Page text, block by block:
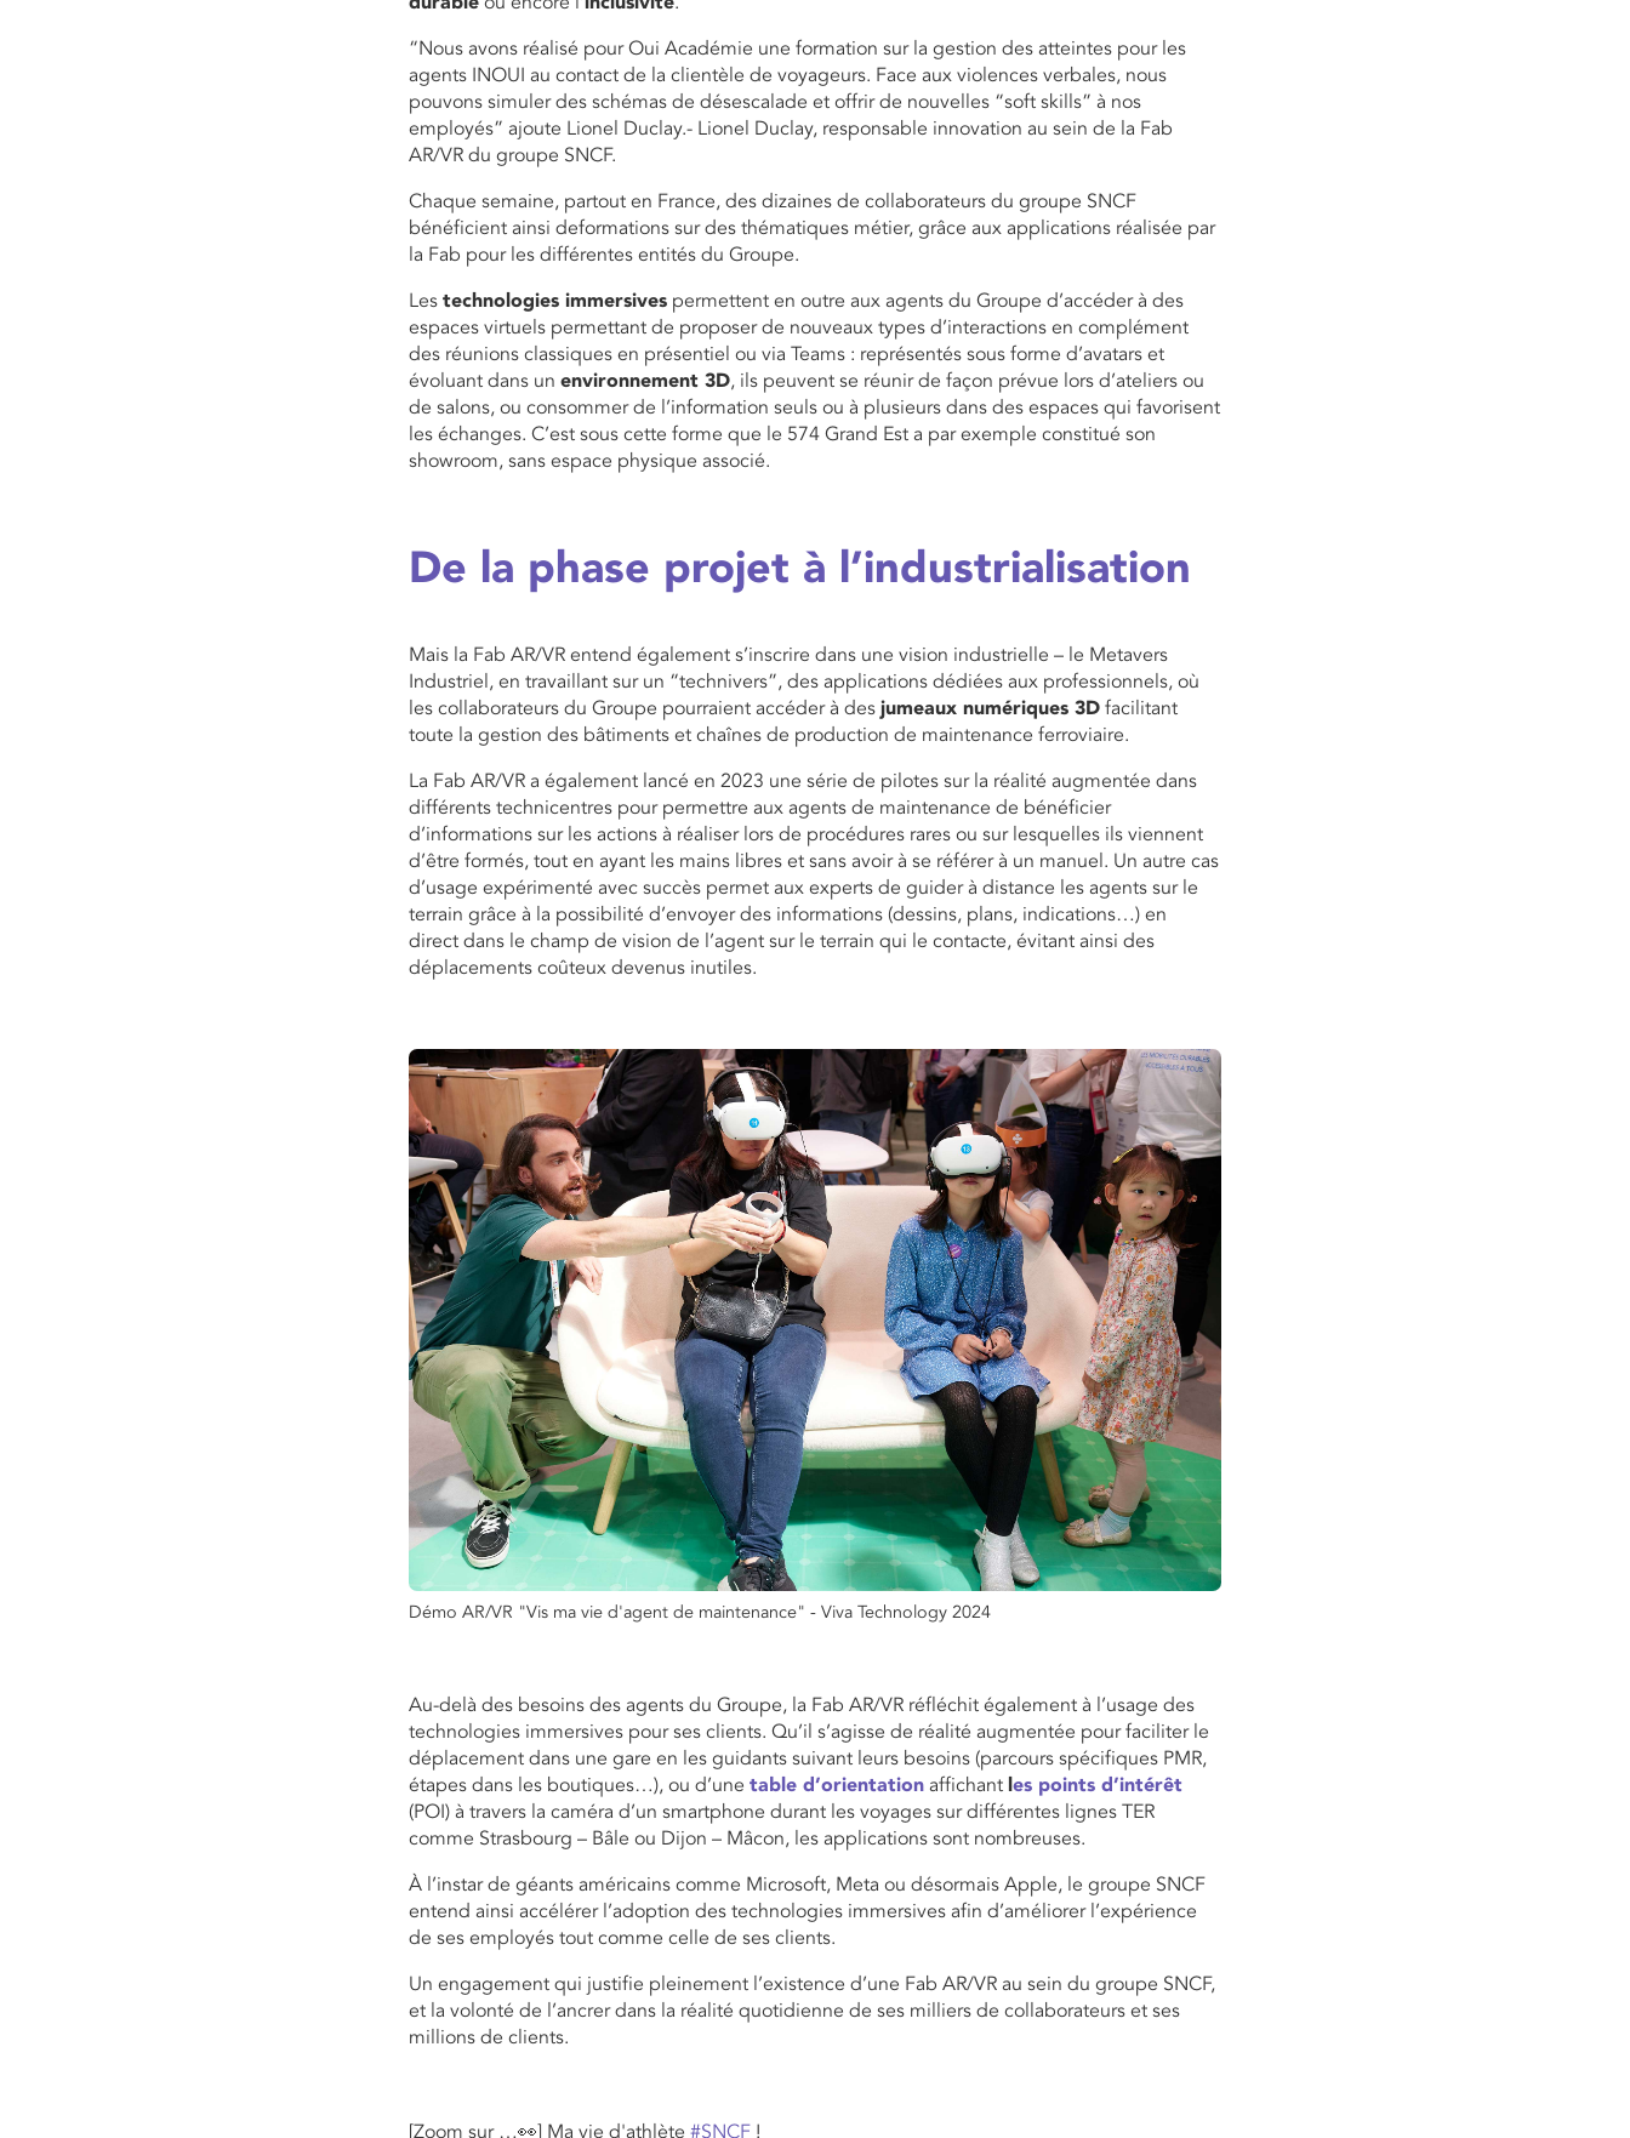
“Nous avons réalisé pour Oui Académie une formation sur la gestion des atteintes pour les
agents INOUI au contact de la clientèle de voyageurs. Face aux violences verbales, nous
pouvons simuler des schémas de désescalade et offrir de nouvelles “soft skills” à nos
employés” ajoute Lionel Duclay.- Lionel Duclay, responsable innovation au sein de la Fab
AR/VR du groupe SNCF.
Chaque semaine, partout en France, des dizaines de collaborateurs du groupe SNCF
bénéficient ainsi deformations sur des thématiques métier, grâce aux applications réalisée par
la Fab pour les différentes entités du Groupe.
Lestechnologies immersives permettent en outre aux agents du Groupe d’accéder à des
espaces virtuels permettant de proposer de nouveaux types d’interactions en complément
des réunions classiques en présentiel ou via Teams : représentés sous forme d’avatars et
évoluant dans unenvironnement 3D, ils peuvent se réunir de façon prévue lors d’ateliers ou
de salons, ou consommer de l’information seuls ou à plusieurs dans des espaces qui favorisent
les échanges. C’est sous cette forme que le 574 Grand Est a par exemple constitué son
showroom, sans espace physique associé.
De la phase projet à l’industrialisation
Mais la Fab AR/VR entend également s’inscrire dans une vision industrielle – le Metavers
Industriel, en travaillant sur un “technivers”, des applications dédiées aux professionnels, où
les collaborateurs du Groupe pourraient accéder à desjumeaux numériques 3D facilitant
toute la gestion des bâtiments et chaînes de production de maintenance ferroviaire.
La Fab AR/VR a également lancé en 2023 une série de pilotes sur la réalité augmentée dans
différents technicentres pour permettre aux agents de maintenance de bénéficier
d’informations sur les actions à réaliser lors de procédures rares ou sur lesquelles ils viennent
d’être formés, tout en ayant les mains libres et sans avoir à se référer à un manuel. Un autre cas
d’usage expérimenté avec succès permet aux experts de guider à distance les agents sur le
terrain grâce à la possibilité d’envoyer des informations (dessins, plans, indications…) en
direct dans le champ de vision de l’agent sur le terrain qui le contacte, évitant ainsi des
déplacements coûteux devenus inutiles.
Démo AR/VR "Vis ma vie d'agent de maintenance" - Viva Technology 2024
Au-delà des besoins des agents du Groupe, la Fab AR/VR réfléchit également à l’usage des
technologies immersives pour ses clients. Qu’il s’agisse de réalité augmentée pour faciliter le
déplacement dans une gare en les guidants suivant leurs besoins (parcours spécifiques PMR,
étapes dans les boutiques…), ou d’unetable d’orientation affichant les points d’intérêt
(POI) à travers la caméra d’un smartphone durant les voyages sur différentes lignes TER
comme Strasbourg – Bâle ou Dijon – Mâcon, les applications sont nombreuses.
À l’instar de géants américains comme Microsoft, Meta ou désormais Apple, le groupe SNCF
entend ainsi accélérer l’adoption des technologies immersives afin d’améliorer l’expérience
de ses employés tout comme celle de ses clients.
Un engagement qui justifie pleinement l’existence d’une Fab AR/VR au sein du groupe SNCF,
et la volonté de l’ancrer dans la réalité quotidienne de ses milliers de collaborateurs et ses
millions de clients.
[Zoom sur …👀] Ma vie d'athlète#SNCF !